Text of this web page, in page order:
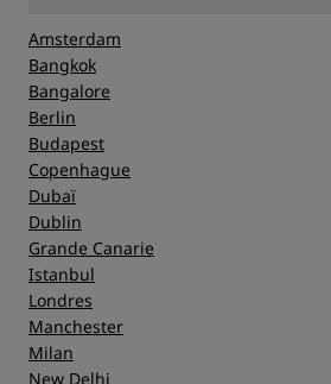
Amsterdam
Bangkok
Bangalore
Berlin
Budapest
Copenhague
Dubaï
Dublin
Grande Canarie
Istanbul
Londres
Manchester
Milan
New Delhi